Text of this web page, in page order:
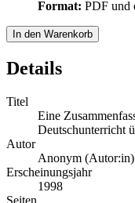
Format: PDF und
In den Warenkorb
Details
Titel
Eine
Deutschunterricht
Autor
Anonym (Autor:in)
Erscheinungsjahr
1998
Seiten